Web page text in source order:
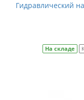
Гидравлический
На складе